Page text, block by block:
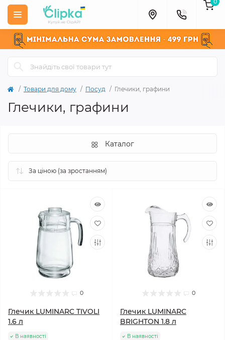
Товари для дому Посуд Глечики, графини
Глечики, графини
Каталог
0
Глечик LUMINARC TIVOLI
1.6 л
В наявності
0
Глечик LUMINARC
BRIGHTON 1.8 л
В наявності